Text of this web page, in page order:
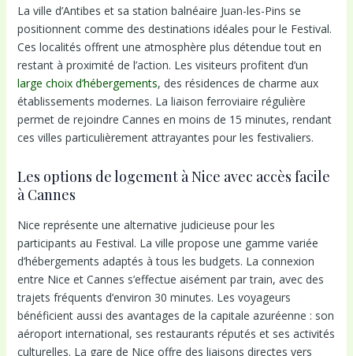
La ville d’Antibes et sa station balnéaire Juan-les-Pins se
positionnent comme des destinations idéales pour le Festival.
Ces localités offrent une atmosphère plus détendue tout en
restant à proximité de l’action. Les visiteurs profitent d’un
large choix d’hébergements, des résidences de charme aux
établissements modernes. La liaison ferroviaire régulière
permet de rejoindre Cannes en moins de 15 minutes, rendant
ces villes particulièrement attrayantes pour les festivaliers.
Les options de logement à Nice avec accès facile
à Cannes
Nice représente une alternative judicieuse pour les
participants au Festival. La ville propose une gamme variée
d’hébergements adaptés à tous les budgets. La connexion
entre Nice et Cannes s’effectue aisément par train, avec des
trajets fréquents d’environ 30 minutes. Les voyageurs
bénéficient aussi des avantages de la capitale azuréenne : son
aéroport international, ses restaurants réputés et ses activités
culturelles. La gare de Nice offre des liaisons directes vers